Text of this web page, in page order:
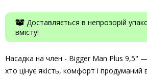
Доставляється в непрозорій
вмісту!
Насадка на член - Bigger Man Plus 9,5"
хто цінує якість, комфорт і продуманий